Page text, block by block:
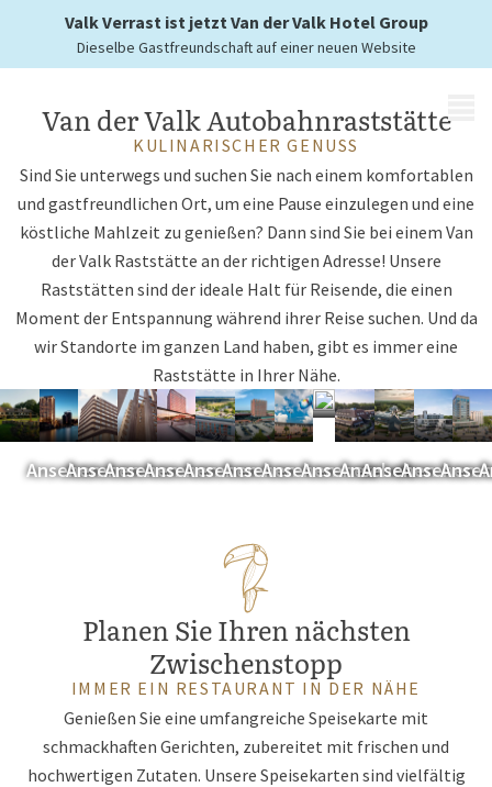
Valk Verrast ist jetzt Van der Valk Hotel Group
Dieselbe Gastfreundschaft auf einer neuen Website
Nähe
Van der Valk Autobahnraststätte
KULINARISCHER GENUSS
Sind Sie unterwegs und suchen Sie nach einem komfortablen
und gastfreundlichen Ort, um eine Pause einzulegen und eine
köstliche Mahlzeit zu genießen? Dann sind Sie bei einem Van
der Valk Raststätte an der richtigen Adresse! Unsere
Raststätten sind der ideale Halt für Reisende, die einen
Moment der Entspannung während ihrer Reise suchen. Und da
wir Standorte im ganzen Land haben, gibt es immer eine
Raststätte in Ihrer Nähe.
Entlang
der
A1
Ansehen
Entlang
der
A2
Ansehen
Entlang
der
A4
Ansehen
Entlang
der
A6
Ansehen
Entlang
der
A7
Ansehen
Entlang
der
A12
Ansehen
Entlang
der
A15
Ansehen
Entlang
der
A27
Ansehen
Entlang
der
A28
Ansehen
Entlang
der
A50
Ansehen
der
A58
Ansehen
der
A59
Planen Sie Ihren nächsten
Zwischenstopp
IMMER EIN RESTAURANT IN DER NÄHE
Genießen Sie eine umfangreiche Speisekarte mit
schmackhaften Gerichten, zubereitet mit frischen und
hochwertigen Zutaten. Unsere Speisekarten sind vielfältig